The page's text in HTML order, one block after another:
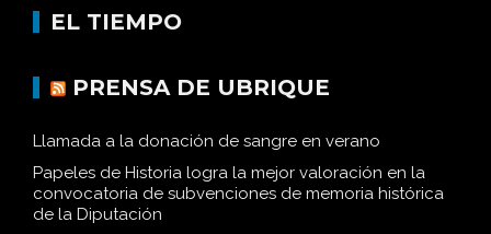
EL TIEMPO
PRENSA DE UBRIQUE
Llamada a la donación de sangre en verano
Papeles de Historia logra la mejor valoración en la
convocatoria de subvenciones de memoria histórica
de la Diputación